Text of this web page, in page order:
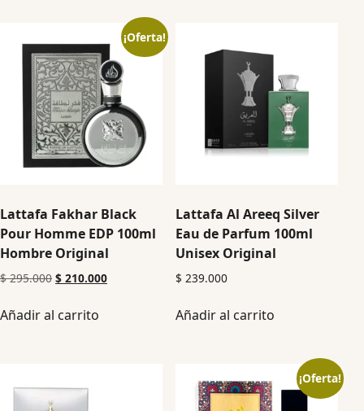
¡Oferta!
Lattafa Fakhar Black
Pour Homme EDP 100ml
Hombre Original
$295.000 $ 210.000
Añadir al carrito
Lattafa Al Areeq Silver
Eau de Parfum 100ml
Unisex Original
$ 239.000
Añadir al carrito
¡Oferta!